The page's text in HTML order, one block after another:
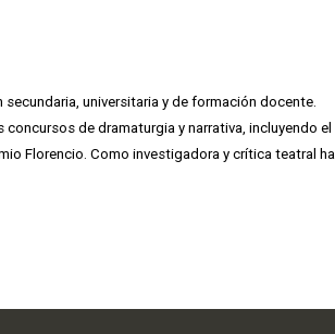
universitaria y de formación docente.
de dramaturgia y narrativa, incluyendo el
Florencio. Como investigadora y crítica teatral ha